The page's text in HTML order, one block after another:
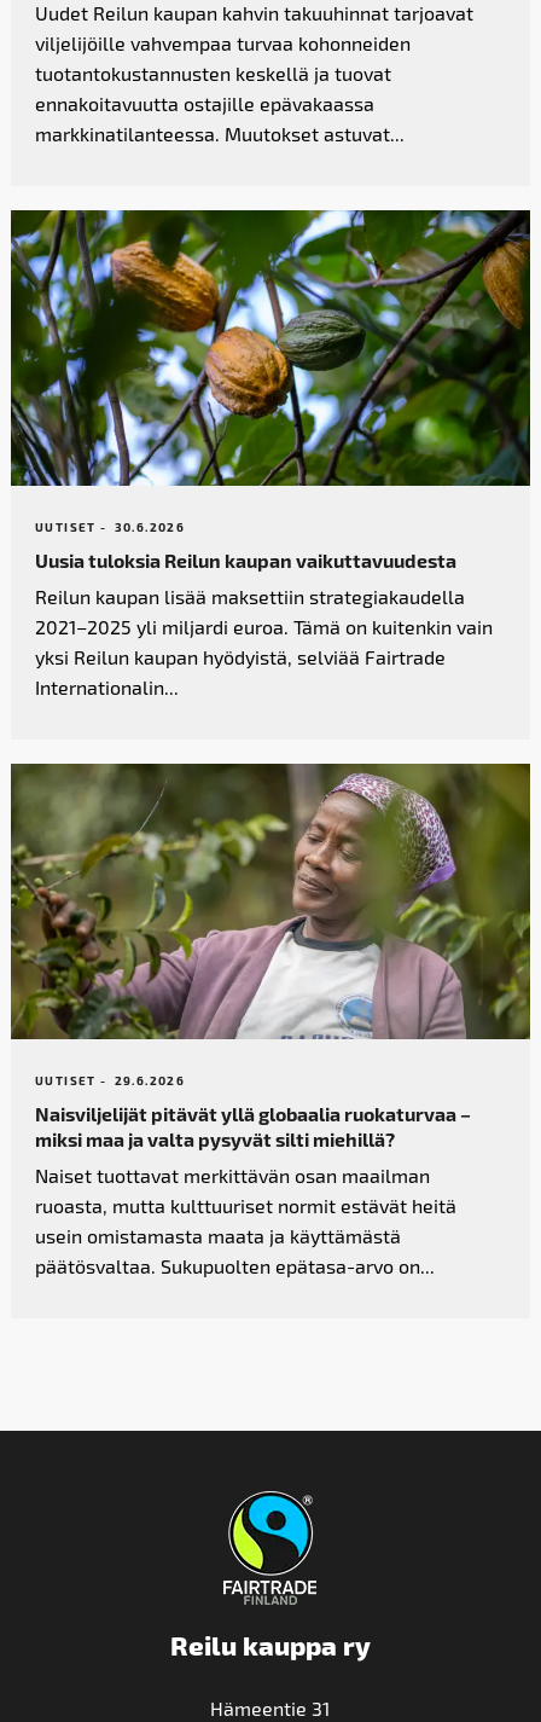
Uudet Reilun kaupan kahvin takuuhinnat tarjoavat
viljelijöille vahvempaa turvaa kohonneiden
tuotantokustannusten keskellä ja tuovat
ennakoitavuutta ostajille epävakaassa
markkinatilanteessa. Muutokset astuvat...
UUTISET - 30.6.2026
Uusia tuloksia Reilun kaupan vaikutta­vuudesta
Reilun kaupan lisää maksettiin strategiakaudella
2021–2025 yli miljardi euroa. Tämä on kuitenkin vain
yksi Reilun kaupan hyödyistä, selviää Fairtrade
Internationalin...
UUTISET - 29.6.2026
Naisviljelijät pitävät yllä globaalia ruokaturvaa –
miksi maa ja valta pysyvät silti miehillä?
Naiset tuottavat merkittävän osan maailman
ruoasta, mutta kulttuuriset normit estävät heitä
usein omistamasta maata ja käyttämästä
päätösvaltaa. Sukupuolten epätasa-arvo on...
Reilu kauppa ry
Hämeentie 31